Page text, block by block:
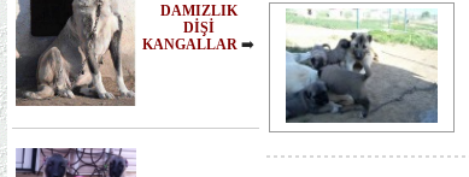
DAMIZLIK
DİŞİ
KANGALLAR ➡️